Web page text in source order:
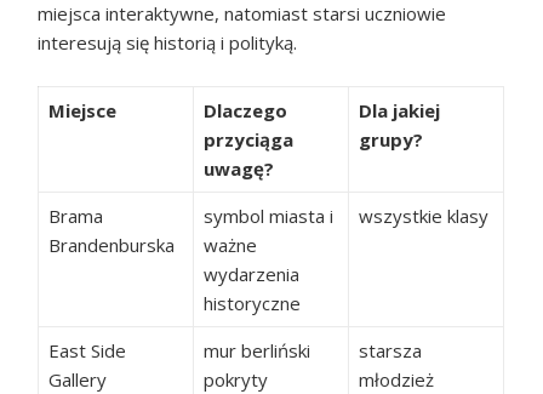
miejsca interaktywne, natomiast starsi uczniowie
interesują się historią i polityką.
Miejsce
Dlaczego
przyciąga
uwagę?
Dla jakiej
grupy?
Brama
Brandenburska
symbol miasta i
ważne
wydarzenia
historyczne
wszystkie klasy
East Side
Gallery
mur berliński
pokryty
starsza
młodzież